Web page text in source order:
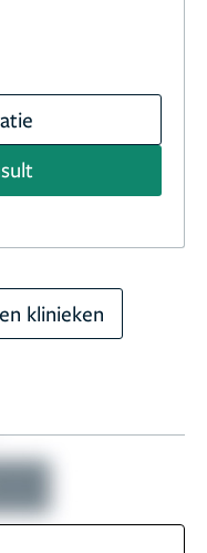
klinieken